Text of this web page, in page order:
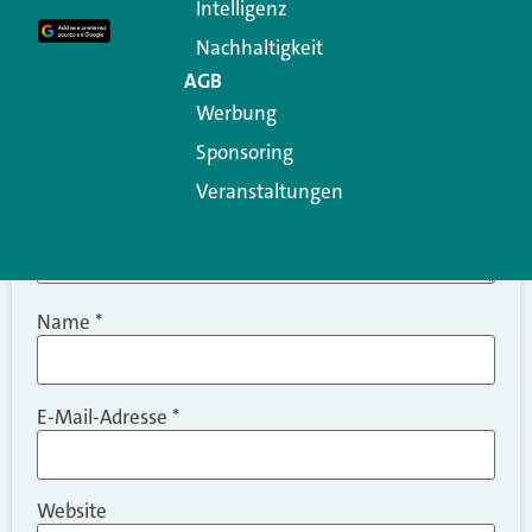
Kommentar
Name *
E-Mail-Adresse *
Website
Intelligenz
Nachhaltigkeit
AGB
Werbung
Sponsoring
Veranstaltungen